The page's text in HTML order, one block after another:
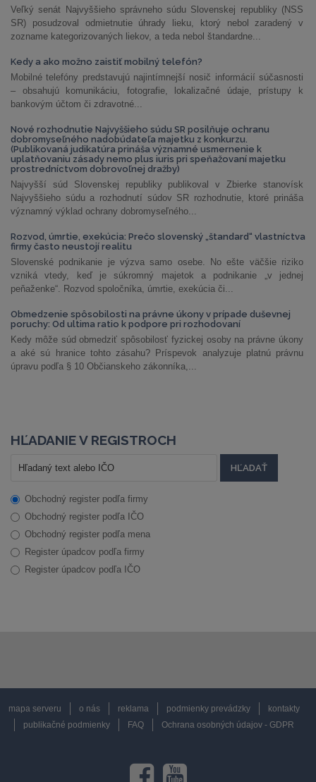
Veľký senát Najvyššieho správneho súdu Slovenskej republiky (NSS
SR) posudzoval odmietnutie úhrady lieku, ktorý nebol zaradený v
zozname kategorizovaných liekov, a teda nebol štandardne...
Kedy a ako možno zaistiť mobilný telefón?
Mobilné telefóny predstavujú najintímnejší nosič informácií súčasnosti
– obsahujú komunikáciu, fotografie, lokalizačné údaje, prístupy k
bankovým účtom či zdravotné...
Nové rozhodnutie Najvyššieho súdu SR posilňuje ochranu
dobromyseľného nadobúdateľa majetku z konkurzu.
(Publikovaná judikatúra prináša významné usmernenie k
uplatňovaniu zásady nemo plus iuris pri speňažovaní majetku
prostredníctvom dobrovoľnej dražby)
Najvyšší súd Slovenskej republiky publikoval v Zbierke stanovísk
Najvyššieho súdu a rozhodnutí súdov SR rozhodnutie, ktoré prináša
významný výklad ochrany dobromyseľného...
Rozvod, úmrtie, exekúcia: Prečo slovenský „štandard“ vlastníctva
firmy často neustojí realitu
Slovenské podnikanie je výzva samo osebe. No ešte väčšie riziko
vzniká vtedy, keď je súkromný majetok a podnikanie „v jednej
peňaženke“. Rozvod spoločníka, úmrtie, exekúcia či...
Obmedzenie spôsobilosti na právne úkony v prípade duševnej
poruchy: Od ultima ratio k podpore pri rozhodovaní
Kedy môže súd obmedziť spôsobilosť fyzickej osoby na právne úkony
a aké sú hranice tohto zásahu? Príspevok analyzuje platnú právnu
úpravu podľa § 10 Občianskeho zákonníka,...
HĽADANIE V REGISTROCH
Obchodný register podľa firmy
Obchodný register podľa IČO
Obchodný register podľa mena
Register úpadcov podľa firmy
Register úpadcov podľa IČO
mapa serveru o nás reklama podmienky prevádzky
kontakty
publikačné podmienky
FAQ Ochrana osobných údajov - GDPR